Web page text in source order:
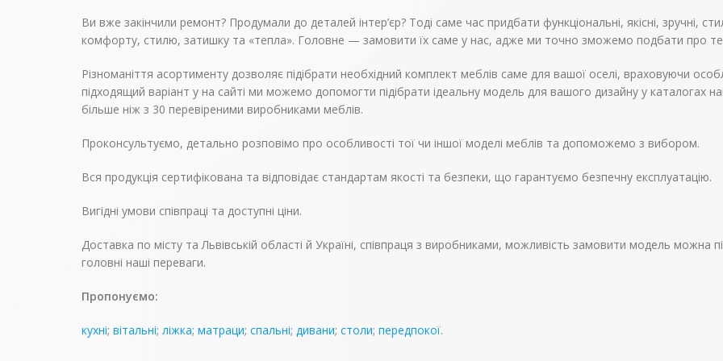
мм
Ви вже закінчили ремонт? Продумали до деталей інтер’єр? Тоді саме час придбати функціональні, якісні, зручні,
комфорту, стилю, затишку та «тепла». Головне — замовити їх саме у нас, адже ми точно зможемо подбати про
Різноманіття асортименту дозволяє підібрати необхідний комплект меблів саме для вашої оселі, враховуючи
підходящий варіант у на сайті ми можемо допомогти підібрати ідеальну модель для вашого дизайну у каталогах
більше ніж з 30 перевіреними виробниками меблів.
Проконсультуємо, детально розповімо про особливості тої чи іншої моделі меблів та допоможемо з вибором.
Вся продукція сертифікована та відповідає стандартам якості та безпеки, що гарантуємо безпечну експлуатацію.
Вигідні умови співпраці та доступні ціни.
Доставка по місту та Львівській області й Україні, співпраця з виробниками, можливість замовити модель можна
головні наші переваги.
Пропонуємо:
кухні; вітальні; ліжка; матраци; спальні; дивани; столи; передпокої.